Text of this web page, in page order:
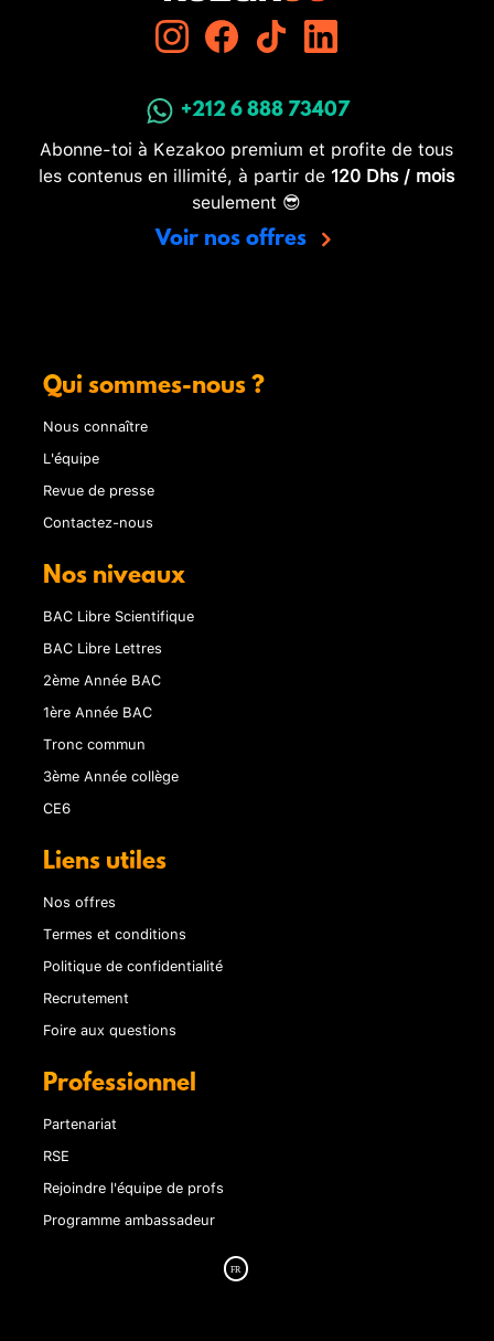
+212 6 888 73407
Abonne-toi à Kezakoo premium et profite de tous
les contenus en illimité, à partir de 120 Dhs / mois
seulement 😎
Voir nos offres
Qui sommes-nous ?
Nous connaître
L'équipe
Revue de presse
Contactez-nous
Nos niveaux
BAC Libre Scientifique
BAC Libre Lettres
2ème Année BAC
1ère Année BAC
Tronc commun
3ème Année collège
CE6
Liens utiles
Nos offres
Termes et conditions
Politique de confidentialité
Recrutement
Foire aux questions
Professionnel
Partenariat
RSE
Rejoindre l'équipe de profs
Programme ambassadeur